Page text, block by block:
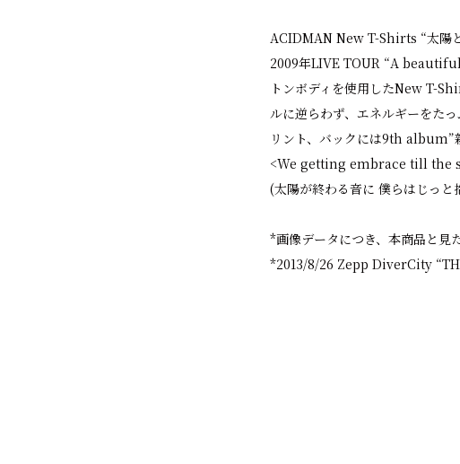
ACIDMAN New T-Shirts “太
2009年LIVE TOUR “A beautiful
トンボディを使用したNew T-
ルに逆らわず、エネルギーをた
リント、バックには9th album”
<We getting embrace till the
(太陽が終わる音に 僕らはじっと
*画像データにつき、本商品と見
*2013/8/26 Zepp DiverCity